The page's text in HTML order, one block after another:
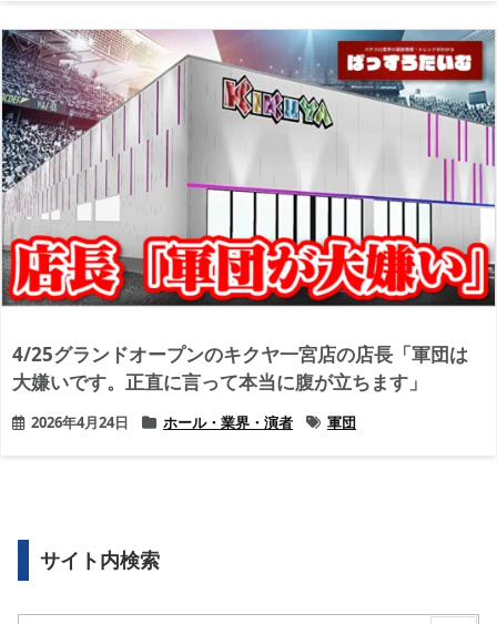
4/25グランドオープンのキクヤ一宮店の店長「軍団は
大嫌いです。正直に言って本当に腹が立ちます」
2026年4月24日 ホール・業界・演者 軍団
サイト内検索